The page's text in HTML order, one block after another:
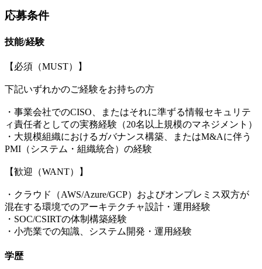
応募条件
技能/経験
【必須（MUST）】
下記いずれかのご経験をお持ちの方
・事業会社でのCISO、またはそれに準ずる情報セキュリテ
ィ責任者としての実務経験（20名以上規模のマネジメント）
・大規模組織におけるガバナンス構築、またはM&Aに伴う
PMI（システム・組織統合）の経験
【歓迎（WANT）】
・クラウド（AWS/Azure/GCP）およびオンプレミス双方が
混在する環境でのアーキテクチャ設計・運用経験
・SOC/CSIRTの体制構築経験
・小売業での知識、システム開発・運用経験
学歴